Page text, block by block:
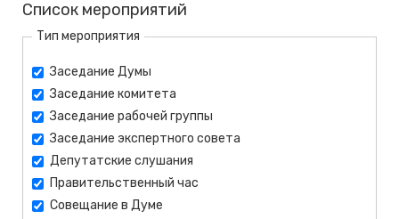
Список мероприятий
Тип мероприятия
Заседание Думы
Заседание комитета
Заседание рабочей группы
Заседание экспертного совета
Депутатские слушания
Правительственный час
Совещание в Думе